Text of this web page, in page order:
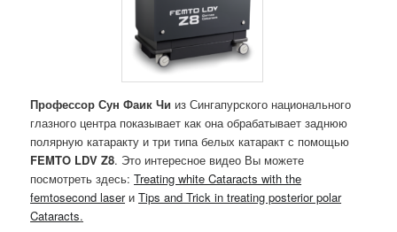
Профессор Сун Фаик Чи из Сингапурского национального
глазного центра показывает как она обрабатывает заднюю
полярную катаракту и три типа белых катаракт с помощью
FEMTO LDV Z8. Это интересное видео Вы можете
посмотреть здесь:Treating white Cataracts with the
femtosecond laserиTips and Trick in treating posterior polar
Cataracts.